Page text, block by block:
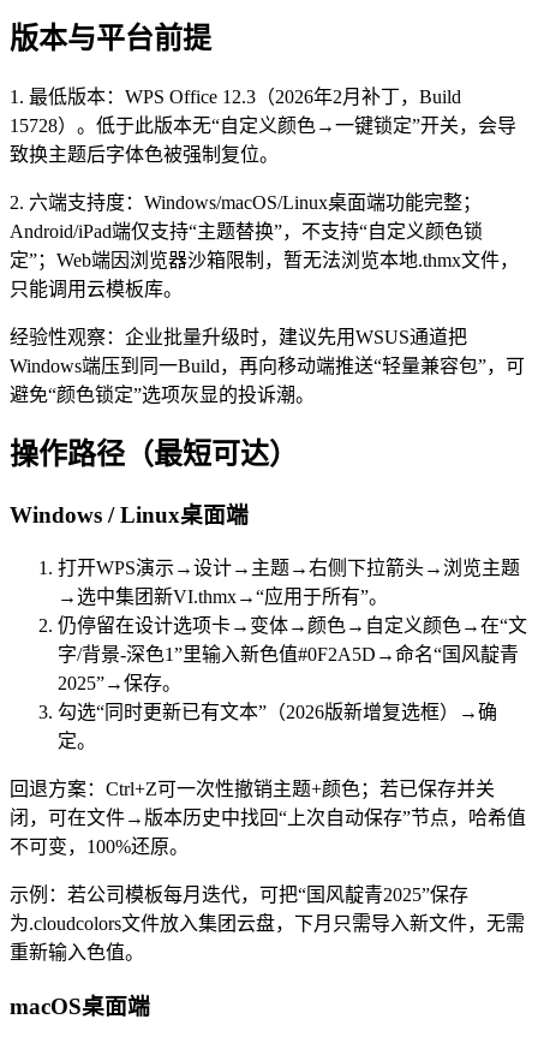
版本与平台前提
1. 最低版本：WPS Office 12.3（2026年2月补丁，Build
15728）。低于此版本无“自定义颜色→一键锁定”开关，会导
致换主题后字体色被强制复位。
2. 六端支持度：Windows/macOS/Linux桌面端功能完整；
Android/iPad端仅支持“主题替换”，不支持“自定义颜色锁
定”；Web端因浏览器沙箱限制，暂无法浏览本地.thmx文件，
只能调用云模板库。
经验性观察：企业批量升级时，建议先用WSUS通道把
Windows端压到同一Build，再向移动端推送“轻量兼容包”，可
避免“颜色锁定”选项灰显的投诉潮。
操作路径（最短可达）
Windows / Linux桌面端
打开WPS演示→设计→主题→右侧下拉箭头→浏览主题
→选中集团新VI.thmx→“应用于所有”。
仍停留在设计选项卡→变体→颜色→自定义颜色→在“文
字/背景-深色1”里输入新色值#0F2A5D→命名“国风靛青
2025”→保存。
勾选“同时更新已有文本”（2026版新增复选框）→确
定。
回退方案：Ctrl+Z可一次性撤销主题+颜色；若已保存并关
闭，可在文件→版本历史中找回“上次自动保存”节点，哈希值
不可变，100%还原。
示例：若公司模板每月迭代，可把“国风靛青2025”保存
为.cloudcolors文件放入集团云盘，下月只需导入新文件，无需
重新输入色值。
macOS桌面端